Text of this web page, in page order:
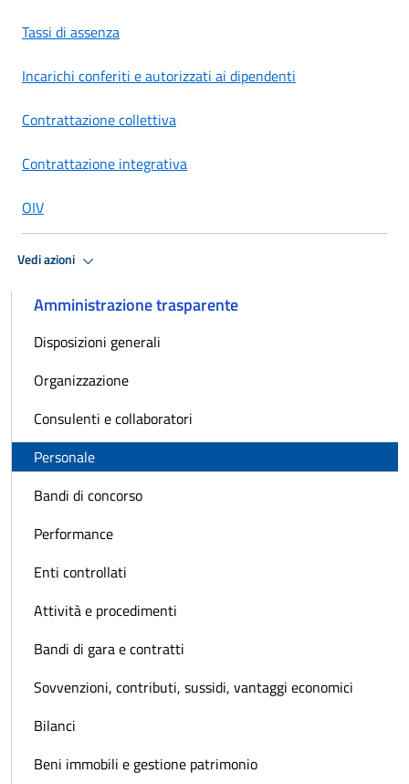
Tassi di assenza
Incarichi conferiti e autorizzati ai dipendenti
Contrattazione collettiva
Contrattazione integrativa
OIV
Vedi azioni
Amministrazione trasparente
Disposizioni generali
Organizzazione
Consulenti e collaboratori
Personale
Bandi di concorso
Performance
Enti controllati
Attività e procedimenti
Bandi di gara e contratti
Sovvenzioni, contributi, sussidi, vantaggi economici
Bilanci
Beni immobili e gestione patrimonio